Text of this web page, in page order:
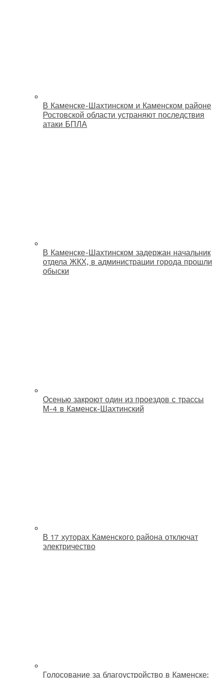
В Каменске-Шахтинском и Каменском районе
Ростовской области устраняют последствия
атаки БПЛА
В Каменске-Шахтинском задержан начальник
отдела ЖКХ, в администрации города прошли
обыски
Осенью закроют один из проездов с трассы
М-4 в Каменск-Шахтинский
В 17 хуторах Каменского района отключат
электричество
Голосование за благоустройство в Каменске: